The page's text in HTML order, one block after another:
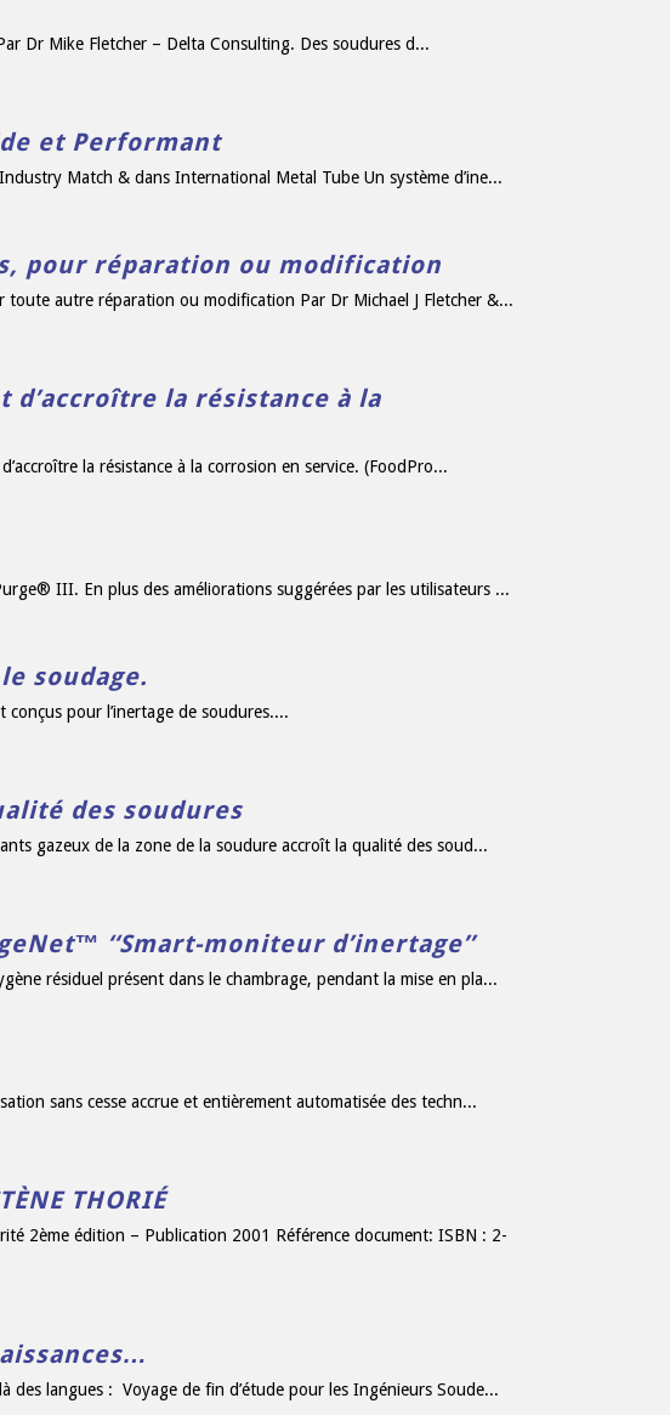
Dr Mike Fletcher – Delta Consulting. Des soudures d...
et Performant
Match & dans International Metal Tube Un système d’ine...
pour réparation ou modification
autre réparation ou modification Par Dr Michael J Fletcher &...
d’accroître la résistance à la
la résistance à la corrosion en service. (FoodPro...
III. En plus des améliorations suggérées par les utilisateurs ...
soudage.
pour l’inertage de soudures....
des soudures
gazeux de la zone de la soudure accroît la qualité des soud...
‘‘Smart-moniteur d’inertage’’
résiduel présent dans le chambrage, pendant la mise en pla...
sans cesse accrue et entièrement automatisée des techn...
THORIÉ
2ème édition – Publication 2001 Référence document: ISBN : 2-
des langues : Voyage de fin d’étude pour les Ingénieurs Soude...